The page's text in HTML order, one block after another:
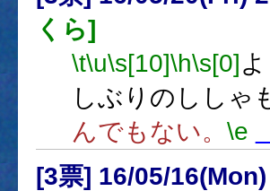
くら]
\t\u\s[10]\h\s[0]
しぶりのししゃ
んでもない。 \e
[3票] 16/05/